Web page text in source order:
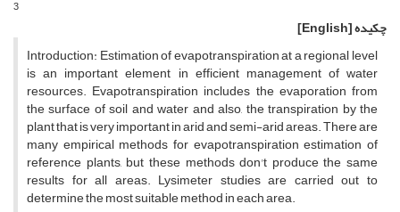
3
چکیده[English]
Introduction: Estimation of evapotranspiration at a regional level
is an important element in efficient management of water
resources. Evapotranspiration includes the evaporation from
the surface of soil and water and also, the transpiration by the
plant that is very important in arid and semi-arid areas. There are
many empirical methods for evapotranspiration estimation of
reference plants, but these methods don't produce the same
results for all areas. Lysimeter studies are carried out to
determine the most suitable method in each area.